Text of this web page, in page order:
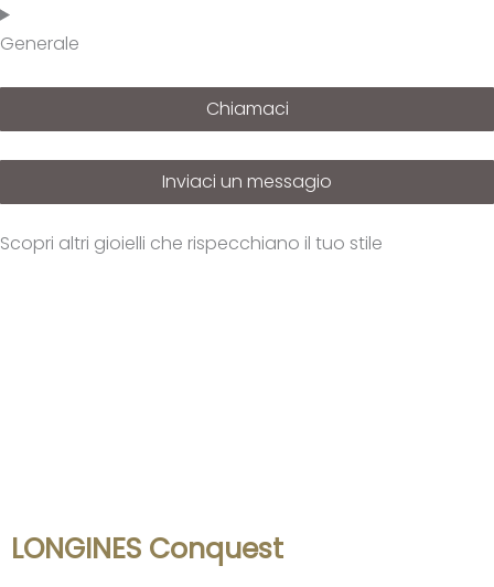
Generale
Chiamaci
Inviaci un messagio
Scopri altri gioielli che rispecchiano il tuo stile
LONGINES Conquest